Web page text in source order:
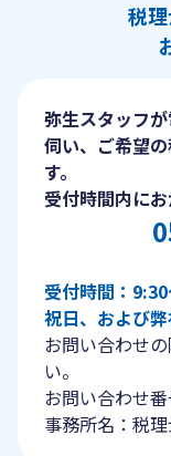
税
弥生スタッフ
伺い、ご希望
す。
受付時間内にお
受付時間：
祝日、および弊
お問い合わせ
い。
お問い合わせ
事務所名：税